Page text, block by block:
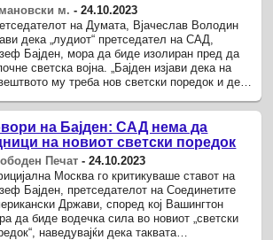
м. -24.10.2023
на Думата, Вјачеслав Володин
дека „лудиот“ претседател на САД,
Бајден, мора да биде изолиран пред да
светска војна. „Бајден изјави дека на
му треба нов светски поредок и дека
на Бајден: САД нема да
на новиот светски поредок
Печат -24.10.2023
Москва го критикуваше ставот на
Бајден, претседателот на Соединетите
Држави, според кој Вашингтон
да биде водечка сила во новиот „светски
наведувајќи дека таквата